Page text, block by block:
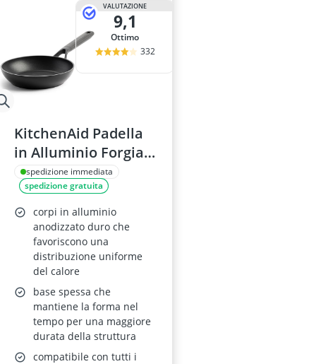
VALUTAZIONE
9,1
Ottimo
332
KitchenAid Padella
in Alluminio Forgiato
Duro Anodizzato 20
cm, Antiaderente in
Ceramica, Senza
PFAS,
Induzione/Forno/Lav
astoviglie, Nero
spedizione immediata
spedizione gratuita
corpi in alluminio
anodizzato duro che
favoriscono una
distribuzione uniforme
del calore
base spessa che
mantiene la forma nel
tempo per una maggiore
durata della struttura
compatibile con tutti i